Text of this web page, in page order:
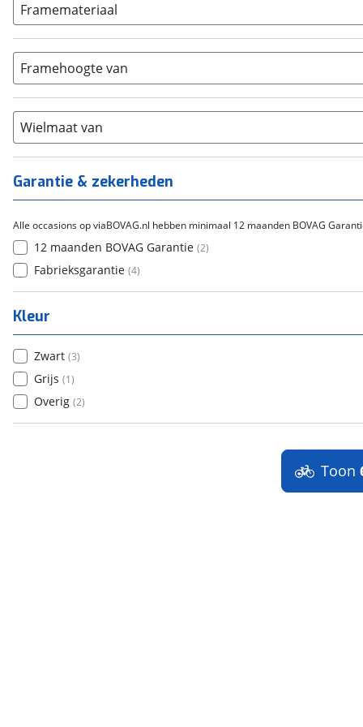
ION (0)
Gazelle (0)
Cortina (0)
Flyer (0)
Overig ( 0)
5-8 (5)
9-14
15-20 (0)
21+
Framemateriaal
Aluminium (5)
Carbon
Chroom-molybdeen (0)
Scandium
Staal (0 )
Tica
Framehoogte van
Wielmaat van
Garantie & zekerheden
Alle occasions op viaBOVAG.nl hebben minimaal 12 maanden BOVAG
12 maanden BOVAG Garantie (2)
Fabrieksgarantie (4)
Kleur
Zwart (3)
Grijs (1)
Overig (2)
Toon